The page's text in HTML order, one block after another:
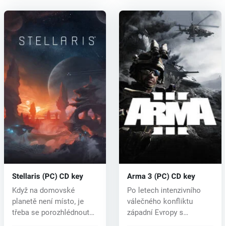
Stellaris (PC) CD key
Když na domovské
planetě není místo, je
třeba se porozhlédnout
Arma 3 (PC) CD key
Po letech intenzivního
válečného konfliktu
západní Evropy s